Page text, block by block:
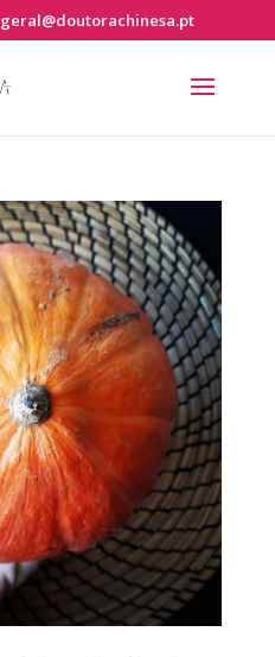
geral@doutorachinesa.pt